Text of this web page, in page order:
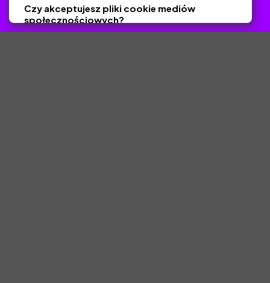
Materiały chronione Prawem Autorskim.
Czy akceptujesz pliki cookie mediów
społecznościowych?